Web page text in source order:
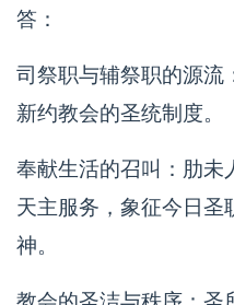
答：
司祭职与辅祭职的源流
新约教会的圣统制度。
奉献生活的召叫：肋未
天主服务，象征今日圣
神。